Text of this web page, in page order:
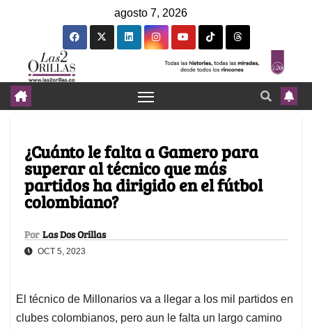
agosto 7, 2026
¿Cuánto le falta a Gamero para
superar al técnico que más
partidos ha dirigido en el fútbol
colombiano?
Por Las Dos Orillas
OCT 5, 2023
El técnico de Millonarios va a llegar a los mil partidos en
clubes colombianos, pero aun le falta un largo camino